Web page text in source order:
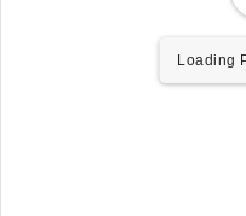
Loading